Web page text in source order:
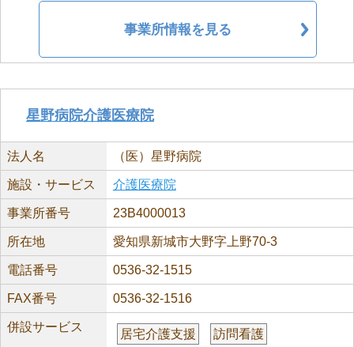
事業所情報を見る
星野病院介護医療院
法人名 （医）星野病院
施設・サービス 介護医療院
事業所番号 23B4000013
所在地 愛知県新城市大野字上野70-3
電話番号 0536-32-1515
FAX番号 0536-32-1516
併設サービス
居宅介護支援 訪問看護